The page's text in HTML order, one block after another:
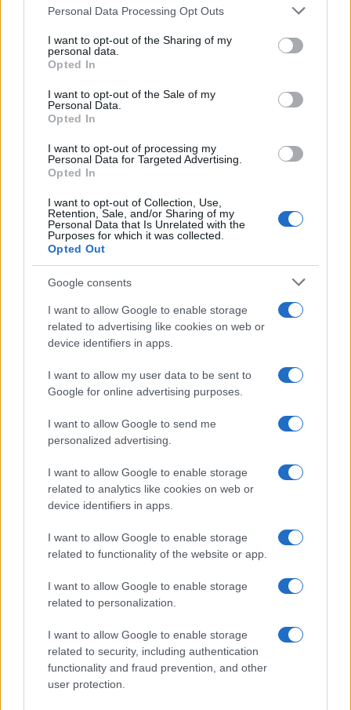
Please note that this website/app uses one or more Google
not limited to your visit or usage behaviour. You may click to
grant or deny consent to Google and its third-party tags to
use your data for below specified purposes in below Google
consent section.
Personal Data Processing Opt Outs
I want to opt-out of the Sharing of my
personal data.
Opted In
I want to opt-out of the Sale of my
Personal Data.
Opted In
I want to opt-out of processing my
Personal Data for Targeted Advertising.
Opted In
I want to opt-out of Collection, Use,
Retention, Sale, and/or Sharing of my
Personal Data that Is Unrelated with the
Purposes for which it was collected.
Opted Out
Google consents
I want to allow Google to enable storage
related to advertising like cookies on web or
device identifiers in apps.
I want to allow my user data to be sent to
Google for online advertising purposes.
I want to allow Google to send me
personalized advertising.
I want to allow Google to enable storage
related to analytics like cookies on web or
device identifiers in apps.
I want to allow Google to enable storage
related to functionality of the website or app.
I want to allow Google to enable storage
related to personalization.
I want to allow Google to enable storage
related to security, including authentication
functionality and fraud prevention, and other
user protection.
Nuova Zelanda: ondata di freddo eccezionale porta
Francesca Lombardi · 4 Ago 2026
PIÙ LETTI
1
XPENG Partner del Teatro del Silenzio 2026: Veicoli
Rilancio degli impianti sciistici in Val Vigezzo, Val
Formazza e Valle Antrona
Scoperte carcasse di moto e motori in container
Il Córdoba ha ottenuto il II Trofeo Puertas dopo aver
Nuova Zelanda: ondata di freddo eccezionale porta
Sportmagazine: notizie, approfondimenti e classifiche su
MotoGP e Olimpiadi. Le ultime news dalle competizioni
nazionali e internazionali, gli highlight delle partite, le
interviste ai protagonisti e i risultati in tempo reale di tutte
le discipline che fanno emozionare gli appassionati di